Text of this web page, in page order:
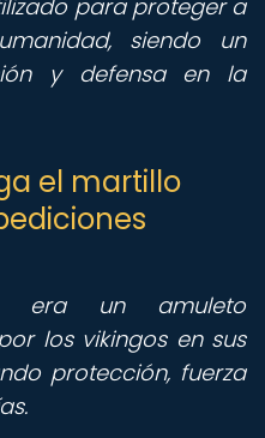
para proteger a
siendo un
y defensa en la
el martillo
un amuleto
los vikingos en sus
protección, fuerza